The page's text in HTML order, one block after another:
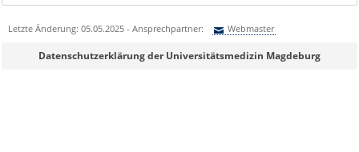
Letzte Änderung: 05.05.2025 - Ansprechpartner: Webmaster
Sie können eine Nachricht versenden an:Webmaster
Datenschutzerklärung der Universitätsmedizin Magdeburg